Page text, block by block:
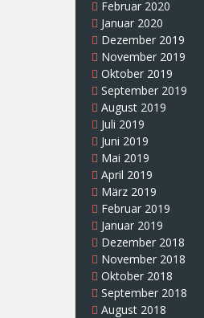
Februar 2020
Januar 2020
Dezember 2019
November 2019
Oktober 2019
September 2019
August 2019
Juli 2019
Juni 2019
Mai 2019
April 2019
März 2019
Februar 2019
Januar 2019
Dezember 2018
November 2018
Oktober 2018
September 2018
August 2018